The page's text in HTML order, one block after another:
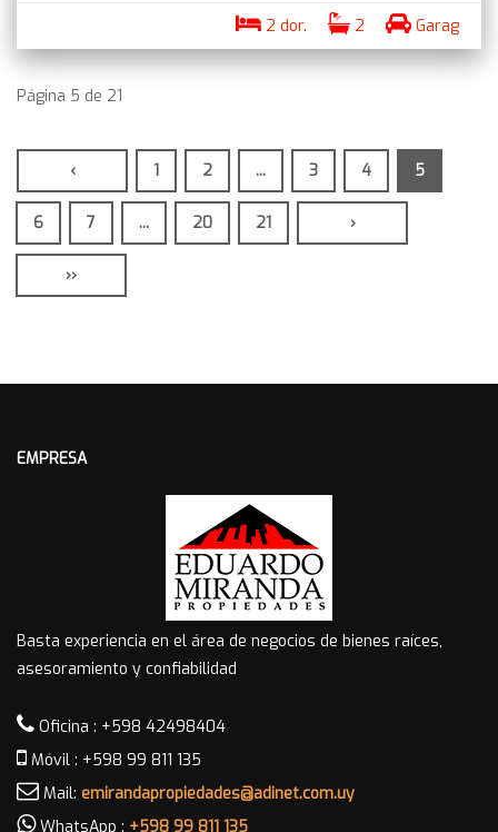
2 dor. 2 Garag
Página 5 de 21
‹ 1 2 ... 3 4 5
6 7 ... 20 21 ›
››
EMPRESA
Basta experiencia en el área de negocios de bienes raíces,
asesoramiento y confiabilidad
Oficina : +598 42498404
Móvil : +598 99 811 135
Mail: emirandapropiedades@adinet.com.uy
WhatsApp : +598 99 811 135